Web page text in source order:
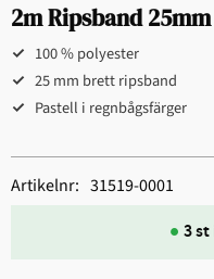
2m Ripsband
100 % polyester
25 mm brett ripsband
Pastell i regnbågsfärger
3 st
Artikelnr 31519-0001